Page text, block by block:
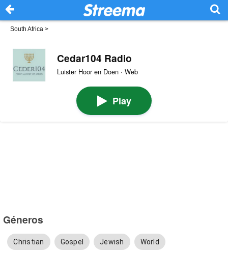
South Africa >
Cedar104 Radio
Luister Hoor en Doen · Web
Play
Géneros
Christian Gospel Jewish World